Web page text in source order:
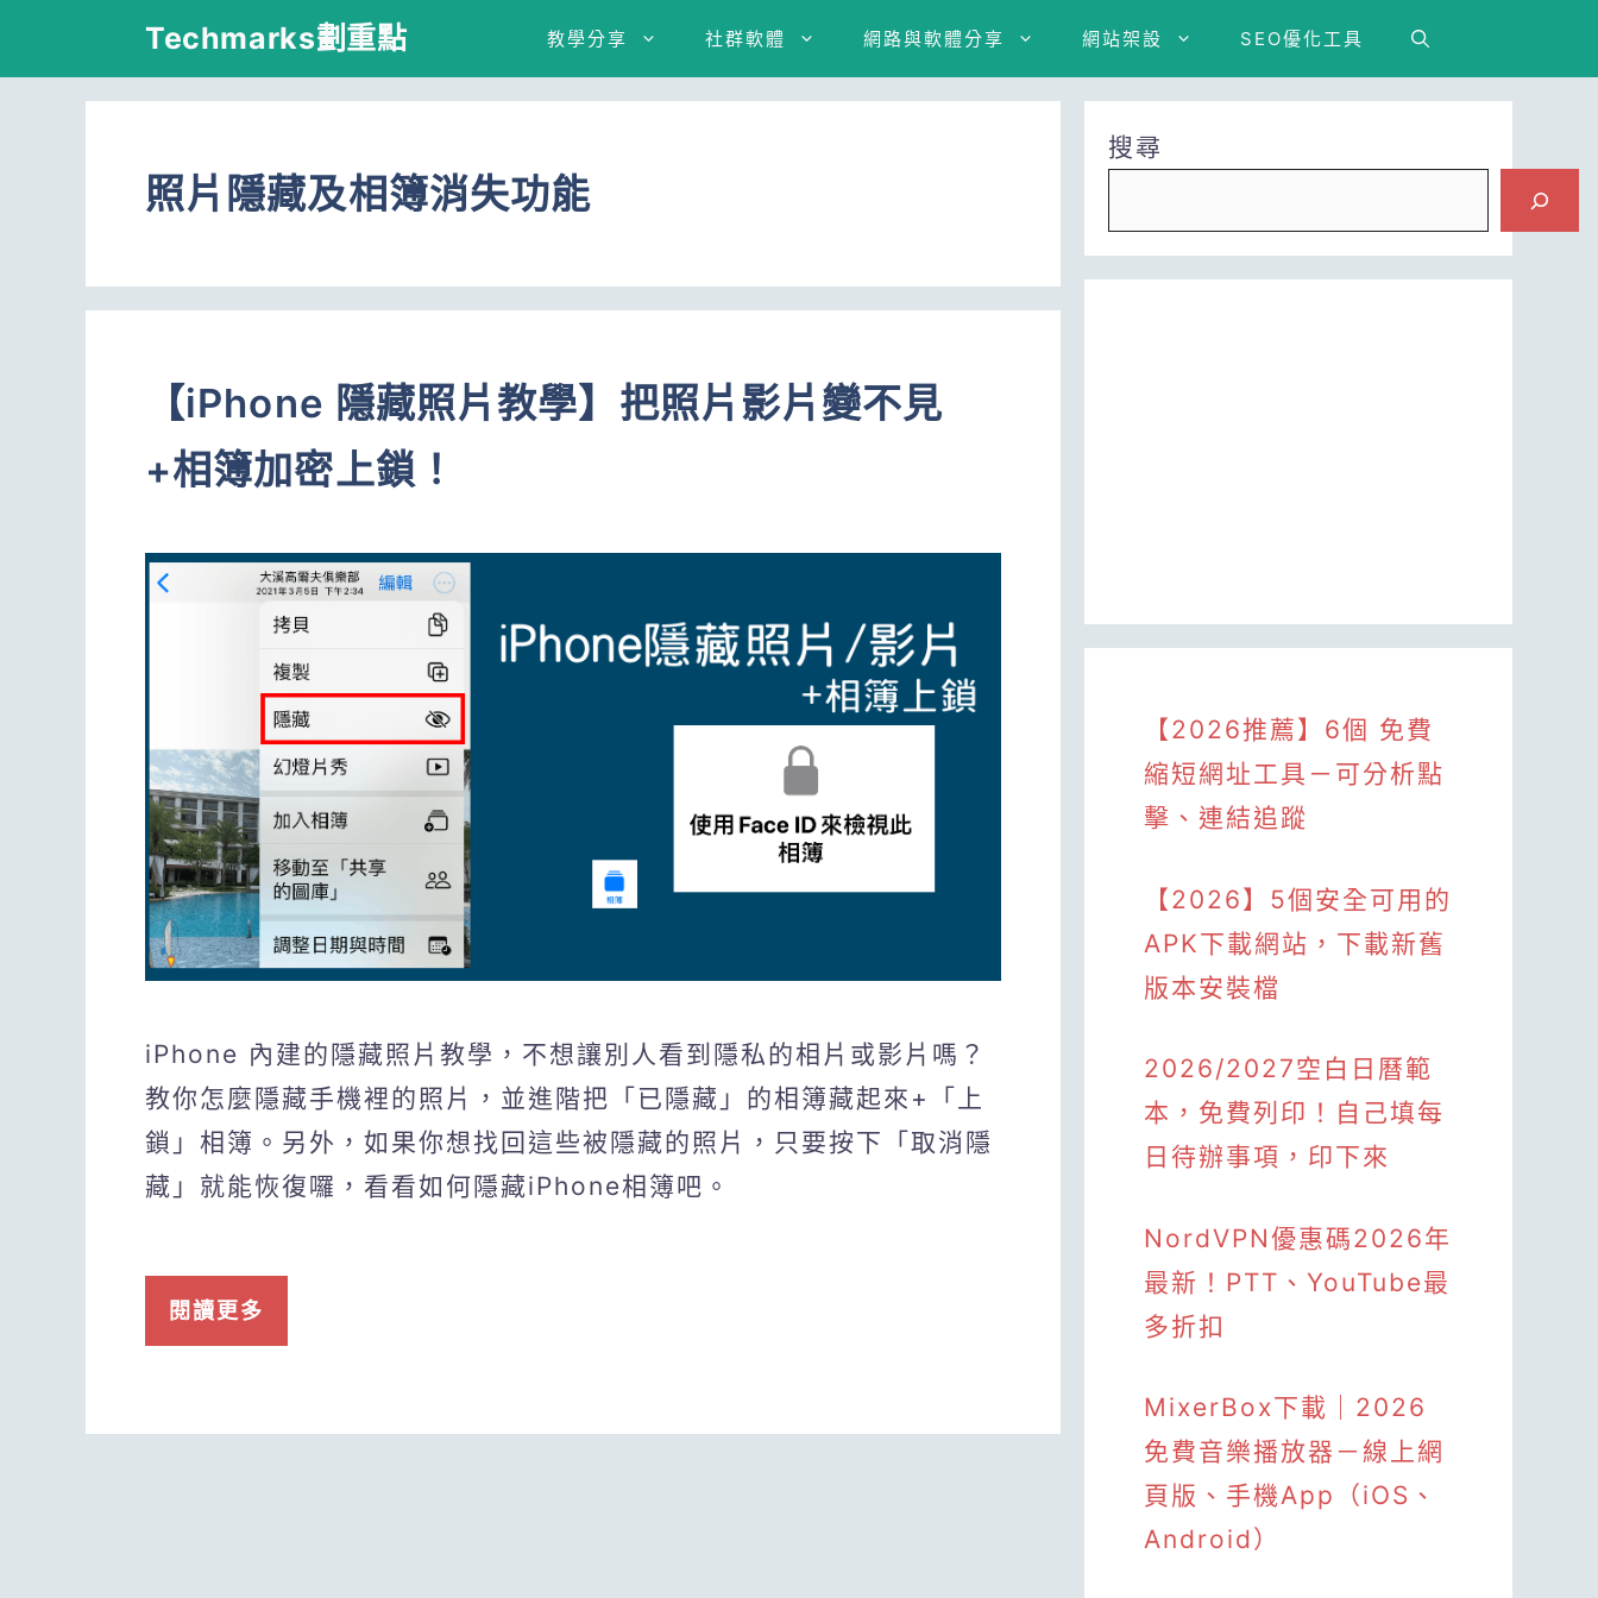
Techmarks劃重點 教學分享 社群軟體 網路與軟體分享 網站架設 SEO優化工具
照片隱藏及相簿消失功能
【iPhone 隱藏照片教學】把照片影片變不見
+相簿加密上鎖！
iPhone 內建的隱藏照片教學，不想讓別人看到隱私的相片或影片嗎？
教你怎麼隱藏手機裡的照片，並進階把「已隱藏」的相簿藏起來+「上
鎖」相簿。另外，如果你想找回這些被隱藏的照片，只要按下「取消隱
藏」就能恢復囉，看看如何隱藏iPhone相簿吧。
閱讀更多
搜尋
【2026推薦】6個 免費
縮短網址工具－可分析點
擊、連結追蹤
【2026】5個安全可用的
APK下載網站，下載新舊
版本安裝檔
2026/2027空白日曆範
本，免費列印！自己填每
日待辦事項，印下來
NordVPN優惠碼2026年
最新！PTT、YouTube最
多折扣
MixerBox下載｜2026
免費音樂播放器－線上網
頁版、手機App（iOS、
Android）